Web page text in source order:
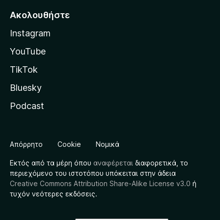
Ακολουθήστε
Instagram
YouTube
TikTok
Bluesky
Podcast
Απόρρητο Cookie Νομικά
Εκτός από τα μέρη όπου αναφέρεται διαφορετικά, το
περιεχόμενο του ιστοτόπου υπόκειται στην άδεια
Creative Commons Attribution Share-Alike License v3.0 ή
τυχόν νεότερες εκδόσεις.